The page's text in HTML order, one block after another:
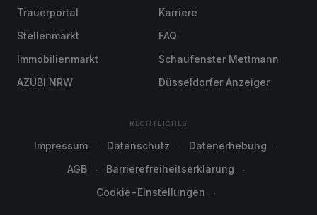
Trauerportal
Stellenmarkt
Immobilienmarkt
AZUBI NRW
Karriere
FAQ
Schaufenster Mettmann
Düsseldorfer Anzeiger
RECHTLICHES
Impressum Datenschutz
Datenerhebung
AGB
Barrierefreiheitserklärung
Cookie-Einstellungen